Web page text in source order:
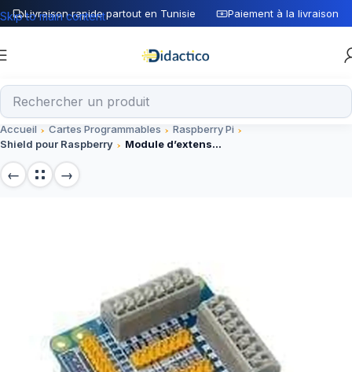
Livraison rapide partout en Tunisie Paiement à la livraison
Skip to main content
Accueil Cartes Programmables
Raspberry Pi
Shield pour Raspberry
Module d’extension à vis GPIO Shield pour Raspberry Pi2,3,B,B+